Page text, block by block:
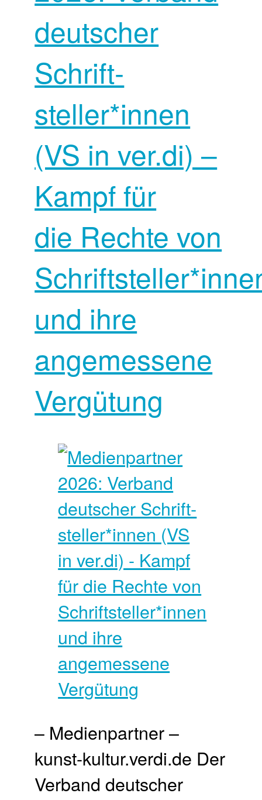
deutscher
Schrift­
steller*innen
(VS in ver.di) –
Kampf für
die Rechte von
und ihre
angemessene
Vergütung
– Medienpartner –
kunst-kultur.verdi.de Der
Verband deutscher